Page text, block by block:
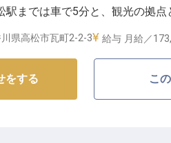
までは車で5分と、観光の拠点
しっかりとサポートいたします
県高松市瓦町2-2-3 給与 月給／
をする こ